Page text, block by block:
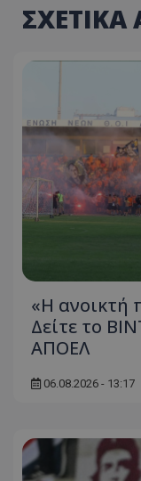
ΣΧΕΤΙΚΑ
«Η ανοικτή
Δείτε το
ΑΠΟΕΛ
06.08.2026 - 13:17